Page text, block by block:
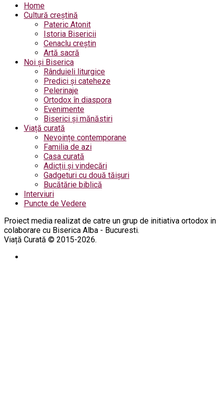
Home
Cultură creștină
Pateric Atonit
Istoria Bisericii
Cenaclu creștin
Artă sacră
Noi și Biserica
Rânduieli liturgice
Predici și cateheze
Pelerinaje
Ortodox în diaspora
Evenimente
Biserici și mănăstiri
Viață curată
Nevoințe contemporane
Familia de azi
Casa curată
Adicții și vindecări
Gadgeturi cu două tăișuri
Bucătărie biblică
Interviuri
Puncte de Vedere
Proiect media realizat de catre un grup de initiativa ortodox in
colaborare cu Biserica Alba - Bucuresti.
Viață Curată © 2015-2026.